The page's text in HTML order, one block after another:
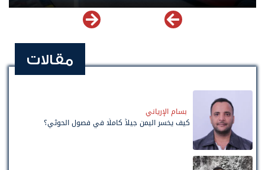
مقالات
بسام الإرياني
كيف يخسر اليمن جيلاً كاملًا في فصول الحوثي؟